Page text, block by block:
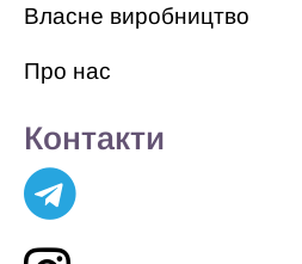
Власне виробництво
Про нас
Контакти